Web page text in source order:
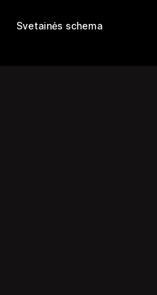
Svetainės schema